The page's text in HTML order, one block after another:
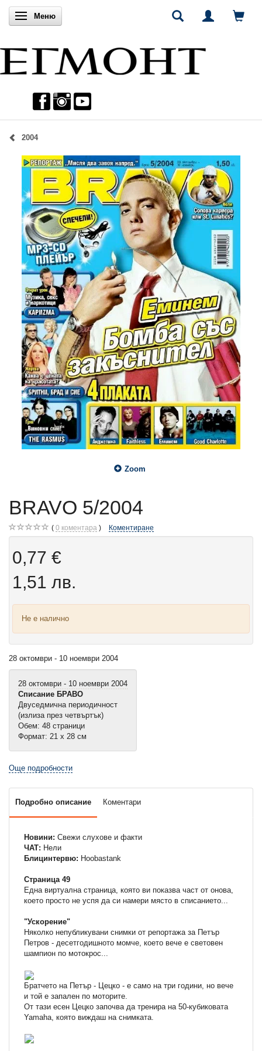
Включи навигацията
Меню
2004
Zoom
BRAVO 5/2004
0 коментара Коментиране
0,77 €
1,51 лв.
Не е налично
28 октомври - 10 ноември 2004
28 октомври - 10 ноември 2004
Списание БРАВО
Двуседмична периодичност
(излиза през четвъртък)
Обем: 48 страници
Формат: 21 х 28 см
Още подробности
Подробно описание Коментари
Новини: Свежи слухове и факти
ЧАТ: Нели
Блицинтервю: Hoobastank
Страница 49
Една виртуална страница, която ви показва част от онова,
което просто не успя да си намери място в списанието...
"Ускорение"
Няколко непубликувани снимки от репортажа за Петър
Петров - десетгодишното момче, което вече е световен
шампион по мотокрос...
Братчето на Петър - Цецко - е само на три години, но вече
и той е запален по моторите.
От тази есен Цецко започва да тренира на 50-кубиковата
Yamaha, която виждаш на снимката.